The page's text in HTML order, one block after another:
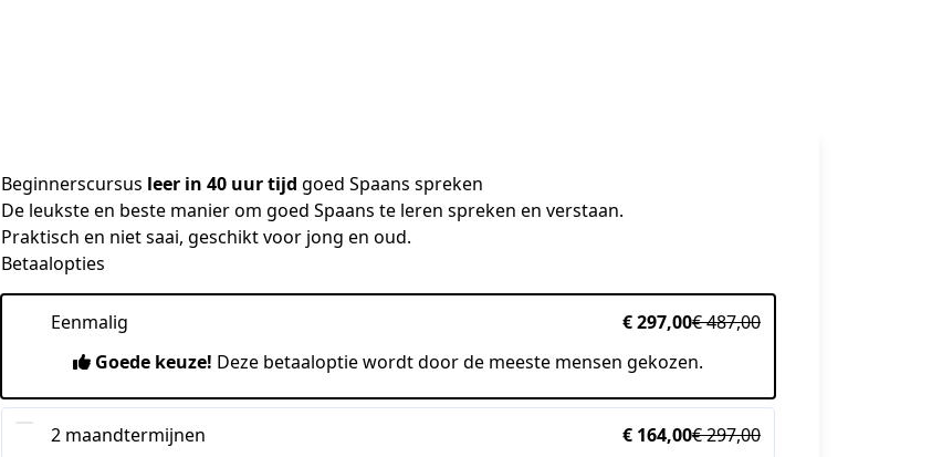
Beginnerscursus leer in 40 uur tijd goed Spaans spreken
De leukste en beste manier om goed Spaans te leren spreken en verstaan.
Praktisch en niet saai, geschikt voor jong en oud.
Betaalopties
Eenmalig € 297,00€ 487,00
Goede keuze! Deze betaaloptie wordt door de meeste mensen gekozen.
2 maandtermijnen € 164,00€ 297,00